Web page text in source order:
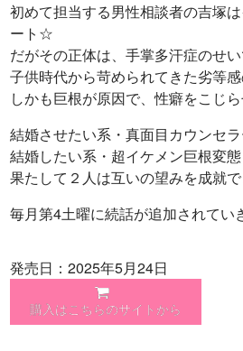
初めて担当する男性相談者の吉塚
ート☆
だがその正体は、手掌多汗症のせい
子供時代から苛められてきた劣等
しかも巨根が原因で、性癖をこじ
結婚させたい系・真面目カウンセラ
結婚したい系・超イケメン巨根変態
果たして２人は互いの望みを成就
毎月第4土曜に続話が追加されてい
発売日：2025年5月24日
購入はこちらのサイトから